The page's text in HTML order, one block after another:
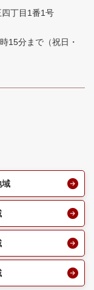
丁目1番1号
15分まで （祝日・
域